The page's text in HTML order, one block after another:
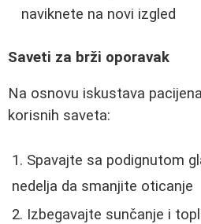
naviknete na novi izgled
Saveti za brži oporavak
Na osnovu iskustava
korisnih saveta:
Spavajte sa podignutom
nedelja da smanjite oticanje
Izbegavajte sunčanje i